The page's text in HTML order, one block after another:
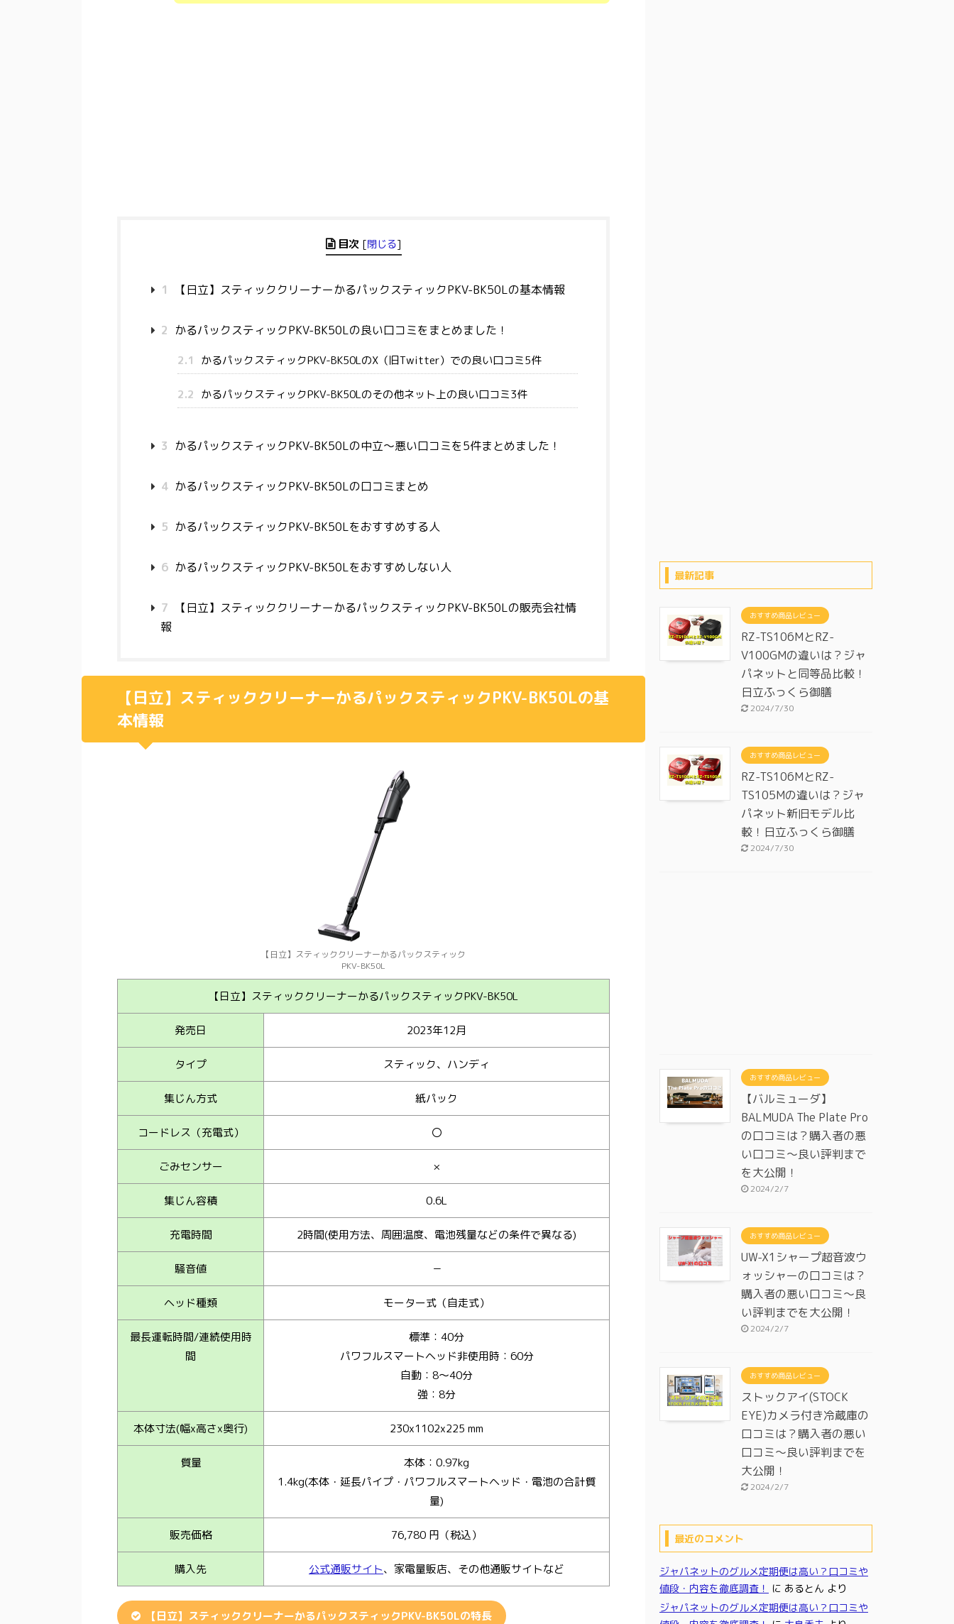
目次 [閉じる]
1 【日立】スティッククリーナーかるパックスティックPKV-BK50Lの基本情報
2 かるパックスティックPKV-BK50Lの良い口コミをまとめました！
2.1 かるパックスティックPKV-BK50LのX（旧Twitter）での良い口コミ5件
2.2 かるパックスティックPKV-BK50Lのその他ネット上の良い口コミ3件
3 かるパックスティックPKV-BK50Lの中立～悪い口コミを5件まとめました！
4 かるパックスティックPKV-BK50Lの口コミまとめ
5 かるパックスティックPKV-BK50Lをおすすめする人
6 かるパックスティックPKV-BK50Lをおすすめしない人
7
【日立】スティッククリーナーかるパックスティックPKV-BK50Lの販売会社情
報
【日立】スティッククリーナーかるパックスティックPKV-BK50Lの基
本情報
【日立】スティッククリーナーかるパックスティック
PKV-BK50L
【日立】スティッククリーナーかるパックスティックPKV-BK50L
発売日 2023年12月
タイプ スティック、ハンディ
集じん方式 紙パック
コードレス（充電式） 〇
ごみセンサー ×
集じん容積 0.6L
充電時間 2時間(使用方法、周囲温度、電池残量などの条件で異なる)
騒音値 －
ヘッド種類 モーター式（自走式）
最長運転時間/連続使用時
間
標準：40分
パワフルスマートヘッド非使用時：60分
自動：8～40分
強：8分
本体寸法(幅x高さx奥行) 230x1102x225 mm
質量
本体：0.97kg
1.4kg(本体・延長パイプ・パワフルスマートヘッド・電池の合計質
量)
販売価格 76,780 円（税込）
購入先 公式通販サイト、家電量販店、その他通販サイトなど
【日立】スティッククリーナーかるパックスティックPKV-BK50Lの特長
最新記事
おすすめ商品レビュー
RZ-TS106MとRZ-
V100GMの違いは？ジャ
パネットと同等品比較！
日立ふっくら御膳
2024/7/30
おすすめ商品レビュー
RZ-TS106MとRZ-
TS105Mの違いは？ジャ
パネット新旧モデル比
較！日立ふっくら御膳
2024/7/30
おすすめ商品レビュー
【バルミューダ】
BALMUDA The Plate Pro
の口コミは？購入者の悪
い口コミ～良い評判まで
を大公開！
2024/2/7
おすすめ商品レビュー
UW-X1シャープ超音波ウ
ォッシャーの口コミは？
購入者の悪い口コミ～良
い評判までを大公開！
2024/2/7
おすすめ商品レビュー
ストックアイ(STOCK
EYE)カメラ付き冷蔵庫の
口コミは？購入者の悪い
口コミ～良い評判までを
大公開！
2024/2/7
最近のコメント
ジャパネットのグルメ定期便は高い？口コミや
値段・内容を徹底調査！
に あるとん より
ジャパネットのグルメ定期便は高い？口コミや